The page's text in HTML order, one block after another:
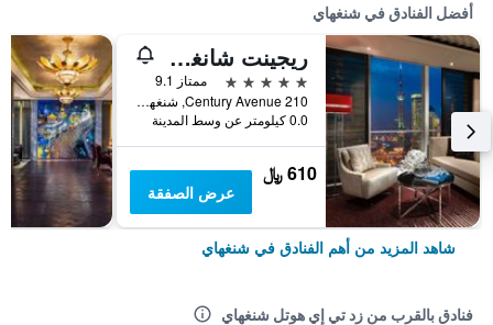
أفضل الفنادق في شنغهاي
ريجينت شانغهاي بودونج
5 نجوم
ممتاز 9.1
210 Century Avenue, شنغهاي, الصين
0.0 كيلومتر عن وسط المدينة
610 ﷼
عرض الصفقة
شاهد المزيد من أهم الفنادق في شنغهاي
فنادق بالقرب من زد تي إي هوتل شنغهاي